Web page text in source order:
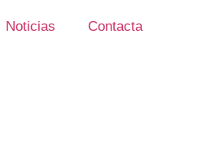
Noticias Contacta